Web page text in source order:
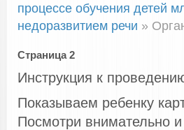
процессе обучения детей
недоразвитием речи »
Страница 2
Инструкция к
Показываем ребенку
Посмотри внимательно